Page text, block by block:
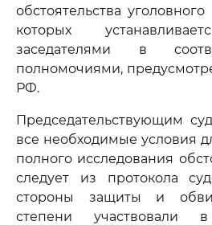
обстоятельства
которых
заседателями в
полномочиями,
РФ.
Председательствующим
все необходимые условия
полного исследования
следует из протокола
стороны защиты и
степени участвовали